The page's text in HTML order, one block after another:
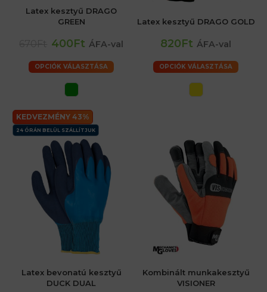
Latex kesztyű DRAGO
GREEN
400Ft ÁFA-val
OPCIÓK VÁLASZTÁSA
Latex kesztyű DRAGO GOLD
820Ft ÁFA-val
OPCIÓK VÁLASZTÁSA
KEDVEZMÉNY 43%
24 ÓRÁN BELÜL SZÁLLÍTJUK
Latex bevonatú kesztyű
DUCK DUAL
Kombinált munkakesztyű
VISIONER